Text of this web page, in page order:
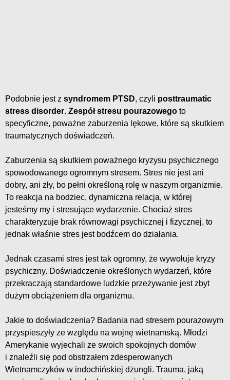
Podobnie jest z syndromem PTSD, czyli posttraumatic
stress disorder. Zespół stresu pourazowego to
specyficzne, poważne zaburzenia lękowe, które są skutkiem
traumatycznych doświadczeń.
Zaburzenia są skutkiem poważnego kryzysu psychicznego
spowodowanego ogromnym stresem. Stres nie jest ani
dobry, ani zły, bo pełni określoną rolę w naszym organizmie.
To reakcja na bodziec, dynamiczna relacja, w której
jesteśmy my i stresujące wydarzenie. Chociaż stres
charakteryzuje brak równowagi psychicznej i fizycznej, to
jednak właśnie stres jest bodźcem do działania.
Jednak czasami stres jest tak ogromny, że wywołuje kryzy
psychiczny. Doświadczenie określonych wydarzeń, które
przekraczają standardowe ludzkie przeżywanie jest zbyt
dużym obciążeniem dla organizmu.
Jakie to doświadczenia? Badania nad stresem pourazowym
przyspieszyły ze względu na wojnę wietnamską. Młodzi
Amerykanie wyjechali ze swoich spokojnych domów
i znaleźli się pod obstrzałem zdesperowanych
Wietnamczyków w indochińskiej dżungli. Trauma, jaką